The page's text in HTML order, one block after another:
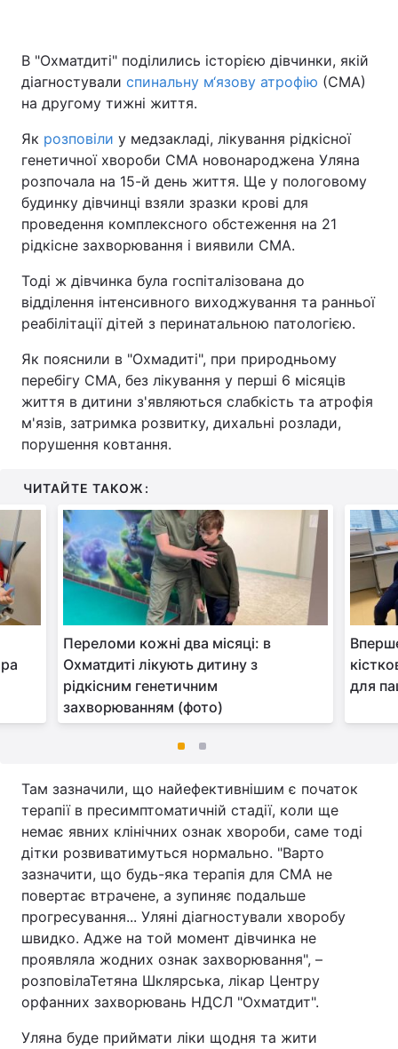
В "Охматдиті" поділились історією дівчинки, якій
діагностували спинальну м‘язову атрофію (СМА)
на другому тижні життя.
Як розповіли у медзакладі, лікування рідкісної
генетичної хвороби СМА новонароджена Уляна
розпочала на 15-й день життя. Ще у пологовому
будинку дівчинці взяли зразки крові для
проведення комплексного обстеження на 21
рідкісне захворювання і виявили СМА.
Тоді ж дівчинка була госпіталізована до
відділення інтенсивного виходжування та ранньої
реабілітації дітей з перинатальною патологією.
Як пояснили в "Охмадиті", при природньому
перебігу СМА, без лікування у перші 6 місяців
життя в дитини з'являються слабкість та атрофія
м'язів, затримка розвитку, дихальні розлади,
порушення ковтання.
ЧИТАЙТЕ ТАКОЖ:
Переломи кожні два місяці: в
Охматдиті лікують дитину з
рідкісним генетичним
захворюванням (фото)
для
Там зазначили, що найефективнішим є початок
терапії в пресимптоматичній стадії, коли ще
немає явних клінічних ознак хвороби, саме тоді
дітки розвиватимуться нормально. "Варто
зазначити, що будь-яка терапія для СМА не
повертає втрачене, а зупиняє подальше
прогресування... Уляні діагностували хворобу
швидко. Адже на той момент дівчинка не
проявляла жодних ознак захворювання", –
розповілаТетяна Шклярська, лікар Центру
орфанних захворювань НДСЛ "Охматдит".
Уляна буде приймати ліки щодня та жити